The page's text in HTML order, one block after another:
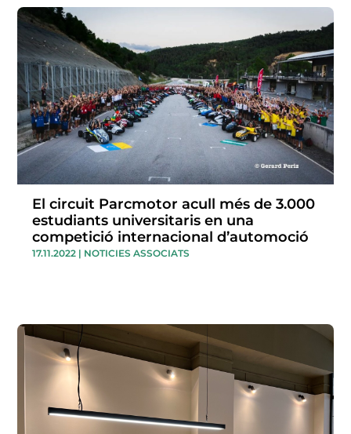
El circuit Parcmotor acull més de 3.000
estudiants universitaris en una
competició internacional d’automoció
17.11.2022 | NOTICIES ASSOCIATS